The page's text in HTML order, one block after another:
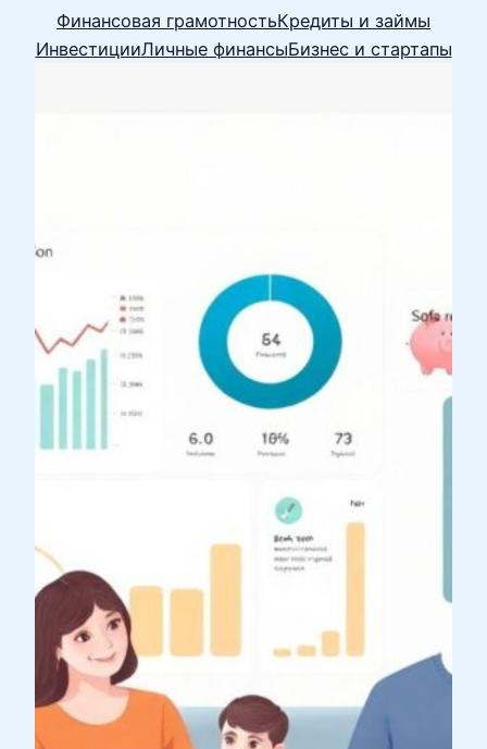
Финансовая грамотностьКредиты и займы
ИнвестицииЛичные финансыБизнес и стартапы